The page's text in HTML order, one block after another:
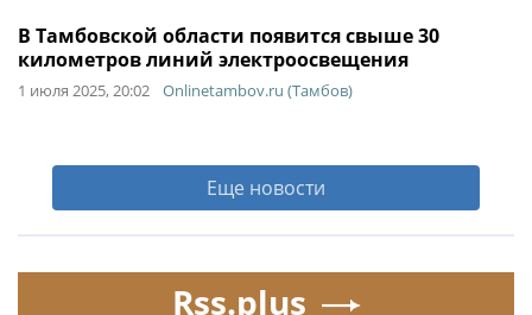
В Тамбовской области появится свыше 30
километров линий электроосвещения
1 июля 2025, 20:02 Onlinetambov.ru (Тамбов)
Еще новости
Rss.plus